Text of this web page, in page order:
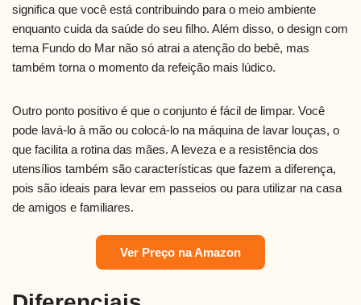
significa que você está contribuindo para o meio ambiente
enquanto cuida da saúde do seu filho. Além disso, o design com
tema Fundo do Mar não só atrai a atenção do bebê, mas
também torna o momento da refeição mais lúdico.
Outro ponto positivo é que o conjunto é fácil de limpar. Você
pode lavá-lo à mão ou colocá-lo na máquina de lavar louças, o
que facilita a rotina das mães. A leveza e a resistência dos
utensílios também são características que fazem a diferença,
pois são ideais para levar em passeios ou para utilizar na casa
de amigos e familiares.
Ver Preço na Amazon